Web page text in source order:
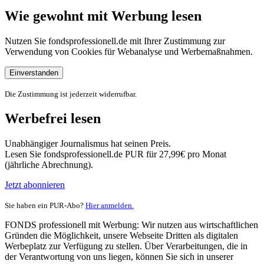
Wie gewohnt mit Werbung lesen
Nutzen Sie fondsprofessionell.de mit Ihrer Zustimmung zur
Verwendung von Cookies für Webanalyse und Werbemaßnahmen.
Einverstanden
Die Zustimmung ist jederzeit widerrufbar.
Werbefrei lesen
Unabhängiger Journalismus hat seinen Preis.
Lesen Sie fondsprofessionell.de PUR für 27,99€ pro Monat
(jährliche Abrechnung).
Jetzt abonnieren
Sie haben ein PUR-Abo? Hier anmelden.
FONDS professionell mit Werbung: Wir nutzen aus wirtschaftlichen
Gründen die Möglichkeit, unsere Webseite Dritten als digitalen
Werbeplatz zur Verfügung zu stellen. Über Verarbeitungen, die in
der Verantwortung von uns liegen, können Sie sich in unserer